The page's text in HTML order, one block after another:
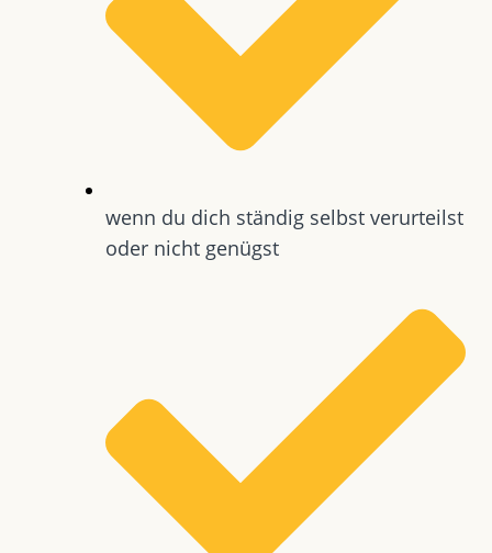
wenn du dich ständig selbst verurteilst
oder nicht genügst